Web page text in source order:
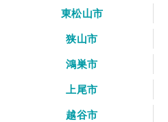
東松山市
狭山市
鴻巣市
上尾市
越谷市